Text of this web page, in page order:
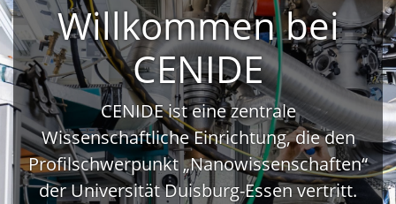
Willkommen bei
CENIDE
CENIDE ist eine zentrale
Wissenschaftliche Einrichtung, die den
Profilschwerpunkt „Nanowissenschaften“
der Universität Duisburg-Essen vertritt.